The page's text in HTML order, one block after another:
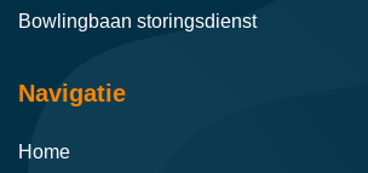
Bowlingbaan storingsdienst
Navigatie
Home